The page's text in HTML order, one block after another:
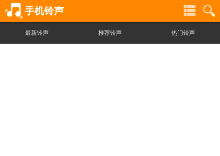
手机铃声
最新铃声 推荐铃声 热门铃声